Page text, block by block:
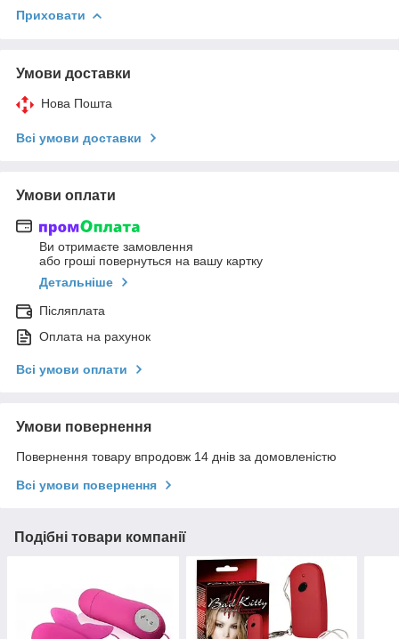
Приховати
Умови доставки
Нова Пошта
Всі умови доставки
Умови оплати
Ви отримаєте замовлення
або гроші повернуться на вашу картку
Детальніше
Післяплата
Оплата на рахунок
Всі умови оплати
Умови повернення
Повернення товару впродовж 14 днів за домовленістю
Всі умови повернення
Подібні товари компанії